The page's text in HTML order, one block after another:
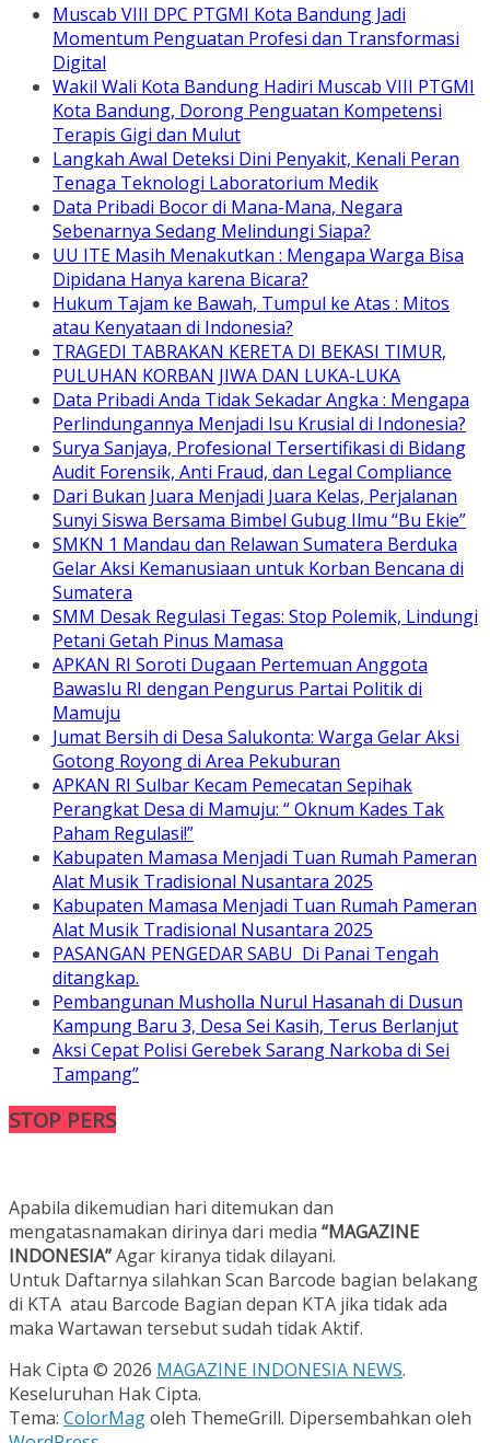
Muscab VIII DPC PTGMI Kota Bandung Jadi
Momentum Penguatan Profesi dan Transformasi
Digital
Wakil Wali Kota Bandung Hadiri Muscab VIII PTGMI
Kota Bandung, Dorong Penguatan Kompetensi
Terapis Gigi dan Mulut
Langkah Awal Deteksi Dini Penyakit, Kenali Peran
Tenaga Teknologi Laboratorium Medik
Data Pribadi Bocor di Mana-Mana, Negara
Sebenarnya Sedang Melindungi Siapa?
UU ITE Masih Menakutkan : Mengapa Warga Bisa
Dipidana Hanya karena Bicara?
Hukum Tajam ke Bawah, Tumpul ke Atas : Mitos
atau Kenyataan di Indonesia?
TRAGEDI TABRAKAN KERETA DI BEKASI TIMUR,
PULUHAN KORBAN JIWA DAN LUKA-LUKA
Data Pribadi Anda Tidak Sekadar Angka : Mengapa
Perlindungannya Menjadi Isu Krusial di Indonesia?
Surya Sanjaya, Profesional Tersertifikasi di Bidang
Audit Forensik, Anti Fraud, dan Legal Compliance
Dari Bukan Juara Menjadi Juara Kelas, Perjalanan
Sunyi Siswa Bersama Bimbel Gubug Ilmu “Bu Ekie”
SMKN 1 Mandau dan Relawan Sumatera Berduka
Gelar Aksi Kemanusiaan untuk Korban Bencana di
Sumatera
SMM Desak Regulasi Tegas: Stop Polemik, Lindungi
Petani Getah Pinus Mamasa
APKAN RI Soroti Dugaan Pertemuan Anggota
Bawaslu RI dengan Pengurus Partai Politik di
Mamuju
Jumat Bersih di Desa Salukonta: Warga Gelar Aksi
Gotong Royong di Area Pekuburan
APKAN RI Sulbar Kecam Pemecatan Sepihak
Perangkat Desa di Mamuju: “ Oknum Kades Tak
Paham Regulasi!”
Kabupaten Mamasa Menjadi Tuan Rumah Pameran
Alat Musik Tradisional Nusantara 2025
Kabupaten Mamasa Menjadi Tuan Rumah Pameran
Alat Musik Tradisional Nusantara 2025
PASANGAN PENGEDAR SABU Di Panai Tengah
ditangkap.
Pembangunan Musholla Nurul Hasanah di Dusun
Kampung Baru 3, Desa Sei Kasih, Terus Berlanjut
Aksi Cepat Polisi Gerebek Sarang Narkoba di Sei
Tampang”
STOP PERS
Apabila dikemudian hari ditemukan dan
mengatasnamakan dirinya dari media “MAGAZINE
INDONESIA”Agar kiranya tidak dilayani.
Untuk Daftarnya silahkan Scan Barcode bagian belakang
di KTA atau Barcode Bagian depan KTA jika tidak ada
maka Wartawan tersebut sudah tidak Aktif.
Hak Cipta © 2026 MAGAZINE INDONESIA NEWS.
Keseluruhan Hak Cipta.
Tema: ColorMagoleh ThemeGrill. Dipersembahkan oleh